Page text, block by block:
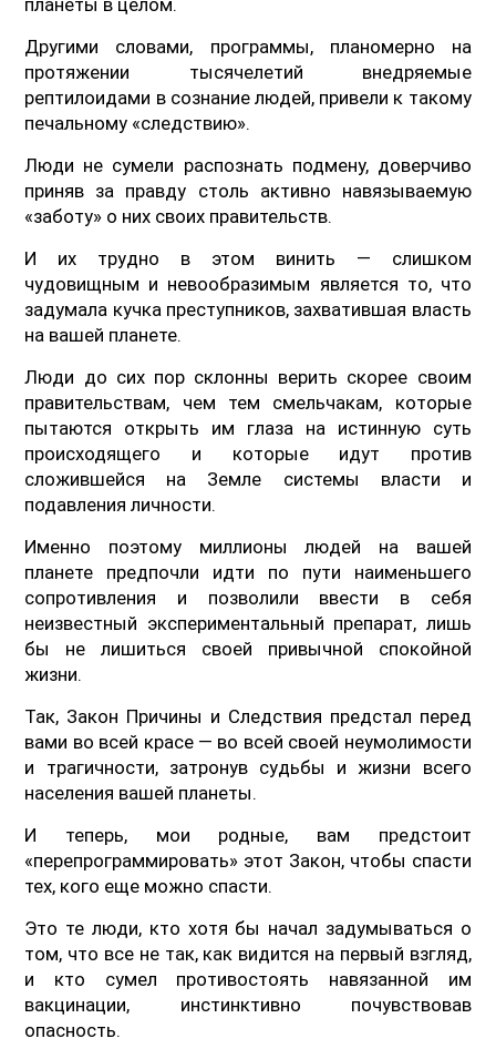
Другими словами, программы, планомерно на
протяжении тысячелетий внедряемые
рептилоидами в сознание людей, привели к такому
печальному «следствию».
Люди не сумели распознать подмену, доверчиво
приняв за правду столь активно навязываемую
«заботу» о них своих правительств.
И их трудно в этом винить — слишком
чудовищным и невообразимым является то, что
задумала кучка преступников, захватившая власть
на вашей планете.
Люди до сих пор склонны верить скорее своим
правительствам, чем тем смельчакам, которые
пытаются открыть им глаза на истинную суть
происходящего и которые идут против
сложившейся на Земле системы власти и
подавления личности.
Именно поэтому миллионы людей на вашей
планете предпочли идти по пути наименьшего
сопротивления и позволили ввести в себя
неизвестный экспериментальный препарат, лишь
бы не лишиться своей привычной спокойной
жизни.
Так, Закон Причины и Следствия предстал перед
вами во всей красе — во всей своей неумолимости
и трагичности, затронув судьбы и жизни всего
населения вашей планеты.
И теперь, мои родные, вам предстоит
«перепрограммировать» этот Закон, чтобы спасти
тех, кого еще можно спасти.
Это те люди, кто хотя бы начал задумываться о
том, что все не так, как видится на первый взгляд,
и кто сумел противостоять навязанной им
вакцинации, инстинктивно почувствовав
опасность.